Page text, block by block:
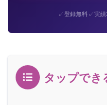
✓登録無料✓実
タップでき